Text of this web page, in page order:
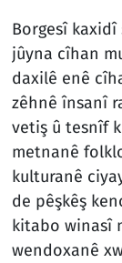
Borgesî
jûyna cîhan
daxilê enê
zêhnê însanî
vetiş û tesnîf
metnanê
kulturanê
de pêşkêş
kitabo winasî
wendoxanê